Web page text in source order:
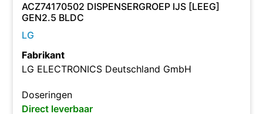
ACZ74170502 DISPENSERGROEP IJS [LEEG]
GEN2.5 BLDC
LG
Fabrikant
LG ELECTRONICS Deutschland GmbH
Doseringen
Direct leverbaar